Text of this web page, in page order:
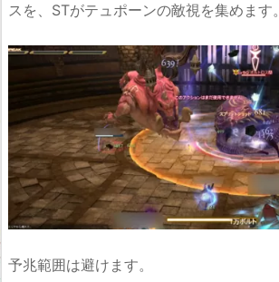
スを、STがテュポーンの敵視を集めます。
予兆範囲は避けます。